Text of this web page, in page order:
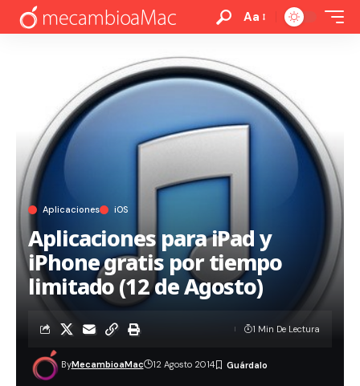
Aa
Aplicaciones iOS
Aplicaciones para iPad y
iPhone gratis por tiempo
limitado (12 de Agosto)
ByMecambioaMac 12 Agosto 2014
1 Min De Lectura